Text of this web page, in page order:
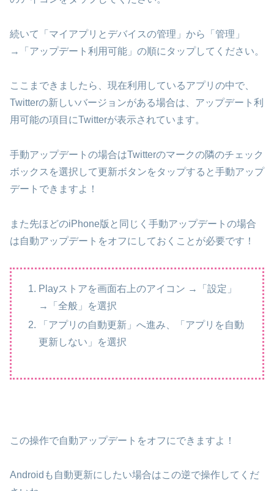
続いて「マイアプリとデバイスの管理」から「管理」
→「アップデート利用可能」の順にタップしてください。
ここまできましたら、現在利用しているアプリの中で、
Twitterの新しいバージョンがある場合は、アップデート利
用可能の項目にTwitterが表示されています。
手動アップデートの場合はTwitterのマークの隣のチェック
ボックスを選択して更新ボタンをタップすると手動アップ
デートできますよ！
また先ほどのiPhone版と同じく手動アップデートの場合
は自動アップデートをオフにしておくことが必要です！
Playストアを画面右上のアイコン →「設定」
→「全般」を選択
「アプリの自動更新」へ進み、「アプリを自動
更新しない」を選択
この操作で自動アップデートをオフにできますよ！
Androidも自動更新にしたい場合はこの逆で操作してくだ